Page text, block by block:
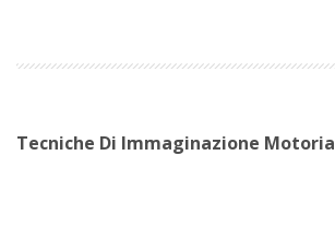
Tecniche Di Immaginazione Motoria